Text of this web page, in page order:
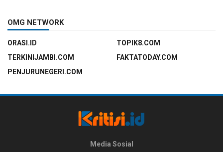
OMG NETWORK
ORASI.ID
TOPIK8.COM
TERKINIJAMBI.COM
FAKTATODAY.COM
PENJURUNEGERI.COM
Media Sosial